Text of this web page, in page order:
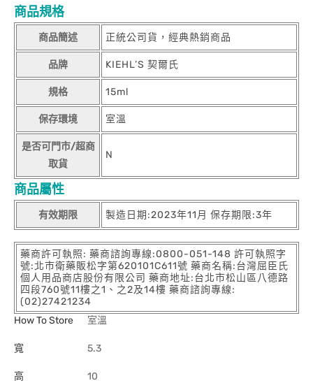
商品規格
商品簡述 正統公司貨，經典熱銷商品
品牌 KIEHL’S 契爾氏
規格 15ml
保存環境 室溫
是否可門市/超商
取貨
N
商品屬性
有效期限 製造日期:2023年11月 保存期限:3年
藥商許可執照: 藥商諮詢專線:0800-051-148 許可執照字
號:北市衛藥販松字第620101C611號 藥商名稱:台灣屈臣氏
個人用品商店股份有限公司 藥商地址:台北市松山區八德路
四段760號11樓之1、之2及14樓 藥商諮詢專線:
(02)27421234
How To Store
室溫
寬 5.3
高 10